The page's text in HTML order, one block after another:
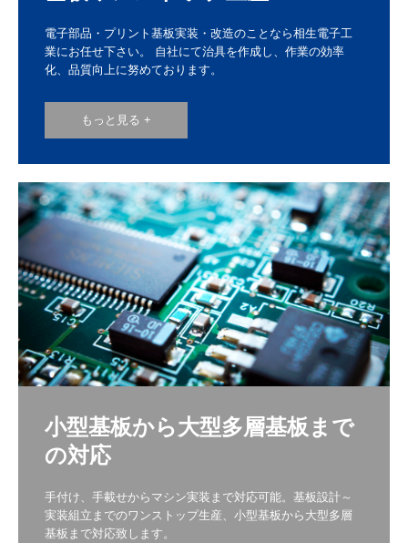
電子部品・プリント基板実装・改造のことなら相生電子工
業にお任せ下さい。 自社にて治具を作成し、作業の効率
化、品質向上に努めております。
もっと見る +
小型基板から大型多層基板まで
の対応
手付け、手載せからマシン実装まで対応可能。基板設計～
実装組立までのワンストップ生産、小型基板から大型多層
基板まで対応致します。